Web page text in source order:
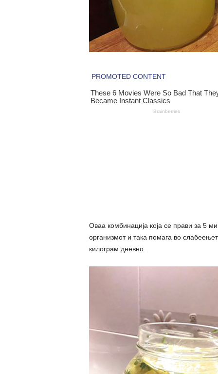
Оваа комбинација која се прави за 5
организмот и така помага во
килограм дневно.